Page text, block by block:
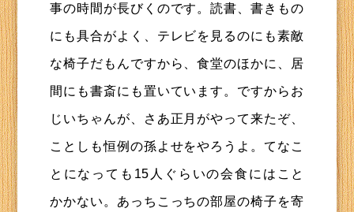
事の時間が長びくのです。読書、書きもの
にも具合がよく、テレビを見るのにも素敵
な椅子だもんですから、食堂のほかに、居
間にも書斎にも置いています。ですからお
じいちゃんが、さあ正月がやって来たぞ、
ことしも恒例の孫よせをやろうよ。てなこ
とになっても15人ぐらいの会食にはこと
かかない。あっちこっちの部屋の椅子を寄